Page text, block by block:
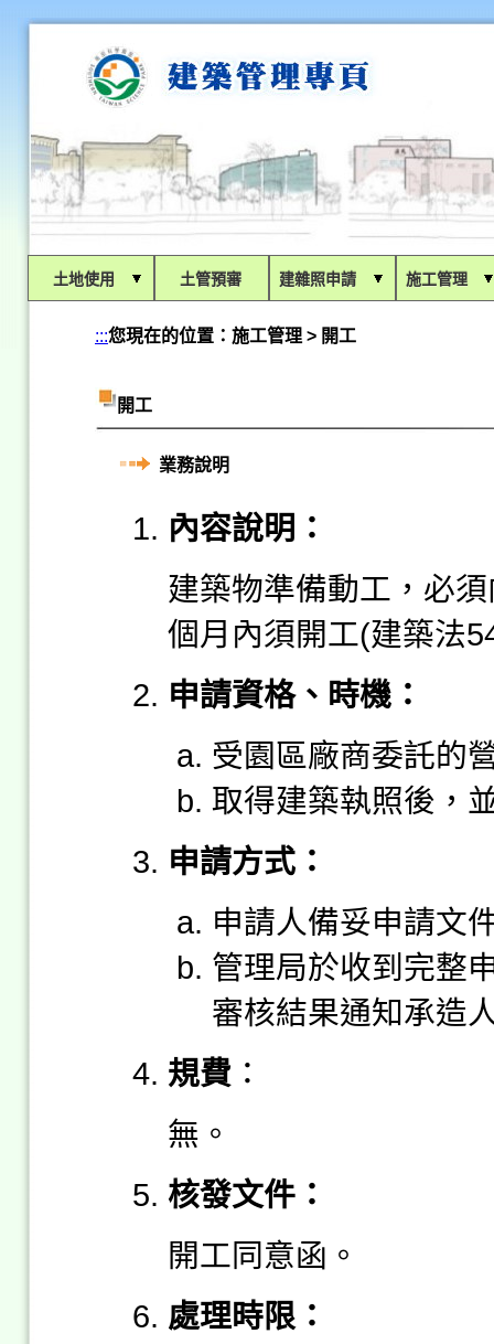
土地使用 土管預審 建雜照申請 施工管理
:::您現在的位置： 施工管理 > 開工
開工
業務說明
內容說明：
建築物準備動工，必
個月內須開工(建築法
申請資格、時機：
受園區廠商委託的
取得建築執照後，
申請方式：
申請人備妥申請文
管理局於收到完整
審核結果通知承造
規費 ：
無。
核發文件：
開工同意函。
處理時限：